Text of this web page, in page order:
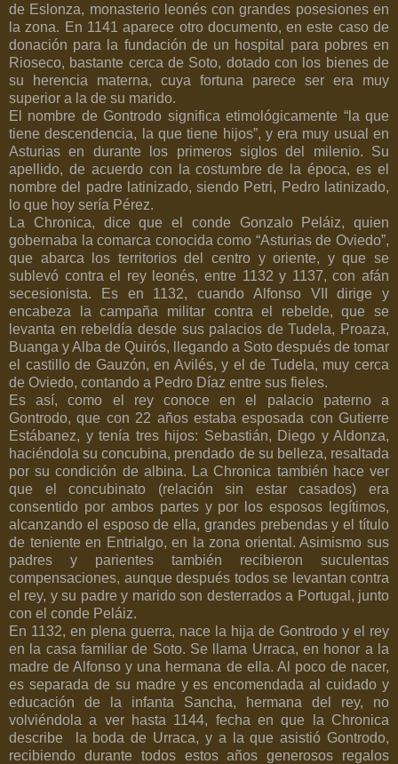
de Eslonza, monasterio leonés con grandes posesiones en
la zona. En 1141 aparece otro documento, en este caso de
donación para la fundación de un hospital para pobres en
Rioseco, bastante cerca de Soto, dotado con los bienes de
su herencia materna, cuya fortuna parece ser era muy
superior a la de su marido.
El nombre de Gontrodo significa etimológicamente “la que
tiene descendencia, la que tiene hijos”, y era muy usual en
Asturias en durante los primeros siglos del milenio. Su
apellido, de acuerdo con la costumbre de la época, es el
nombre del padre latinizado, siendo Petri, Pedro latinizado,
lo que hoy sería Pérez.
La Chronica, dice que el conde Gonzalo Peláiz, quien
gobernaba la comarca conocida como “Asturias de Oviedo”,
que abarca los territorios del centro y oriente, y que se
sublevó contra el rey leonés, entre 1132 y 1137, con afán
secesionista. Es en 1132, cuando Alfonso VII dirige y
encabeza la campaña militar contra el rebelde, que se
levanta en rebeldía desde sus palacios de Tudela, Proaza,
Buanga y Alba de Quirós, llegando a Soto después de tomar
el castillo de Gauzón, en Avilés, y el de Tudela, muy cerca
de Oviedo, contando a Pedro Díaz entre sus fieles.
Es así, como el rey conoce en el palacio paterno a
Gontrodo, que con 22 años estaba esposada con Gutierre
Estábanez, y tenía tres hijos: Sebastián, Diego y Aldonza,
haciéndola su concubina, prendado de su belleza, resaltada
por su condición de albina. La Chronica también hace ver
que el concubinato (relación sin estar casados) era
consentido por ambos partes y por los esposos legítimos,
alcanzando el esposo de ella, grandes prebendas y el título
de teniente en Entrialgo, en la zona oriental. Asimismo sus
padres y parientes también recibieron suculentas
compensaciones, aunque después todos se levantan contra
el rey, y su padre y marido son desterrados a Portugal, junto
con el conde Peláiz.
En 1132, en plena guerra, nace la hija de Gontrodo y el rey
en la casa familiar de Soto. Se llama Urraca, en honor a la
madre de Alfonso y una hermana de ella. Al poco de nacer,
es separada de su madre y es encomendada al cuidado y
educación de la infanta Sancha, hermana del rey, no
volviéndola a ver hasta 1144, fecha en que la Chronica
describe
la boda de Urraca, y a la que asistió Gontrodo,
recibiendo durante todos estos años generosos regalos